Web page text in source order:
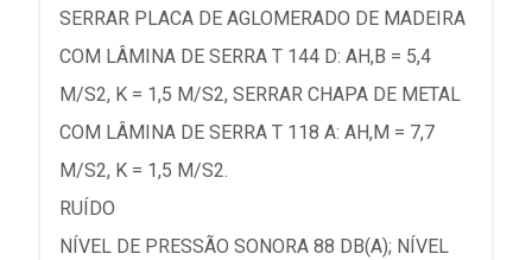
SERRAR PLACA DE AGLOMERADO DE MADEIRA
COM LÂMINA DE SERRA T 144 D: AH,B = 5,4
M/S2, K = 1,5 M/S2, SERRAR CHAPA DE METAL
COM LÂMINA DE SERRA T 118 A: AH,M = 7,7
M/S2, K = 1,5 M/S2.
RUÍDO
NÍVEL DE PRESSÃO SONORA 88 DB(A); NÍVEL